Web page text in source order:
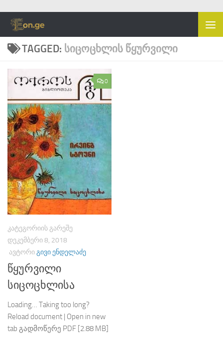
Skip to content
TAGGED: ᲡᲘᲪᲝᲪᲮᲚᲘᲡ ᲬᲧᲣᲠᲕᲘᲚᲘ
0
ᲙᲐᲢᲔᲒᲝᲠᲘᲘᲡ ᲒᲐᲠᲔᲨᲔ
ᲓᲔᲙᲔᲛᲑᲔᲠᲘ 8, 2018
ᲐᲕᲢᲝᲠᲘᲒᲘᲕᲘ ᲔᲜᲓᲔᲚᲐᲫᲔ
წყურვილი
სიცოცხლისა
Loading… Taking too long?
Reload document | Open in new
tab გადმოწერე PDF [2.88 MB]